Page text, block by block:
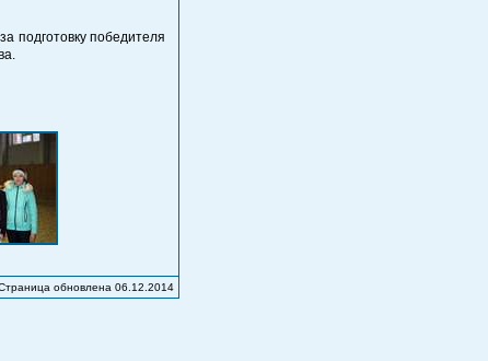
подготовку победителя
обновлена 06.12.2014